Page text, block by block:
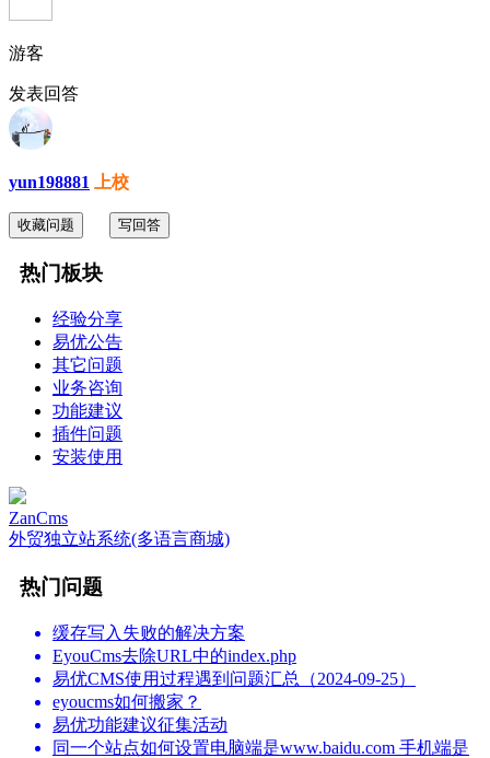
游客
发表回答
yun198881 上校
收藏问题 写回答
热门板块
经验分享
易优公告
其它问题
业务咨询
功能建议
插件问题
安装使用
ZanCms
外贸独立站系统(多语言商城)
热门问题
缓存写入失败的解决方案
EyouCms去除URL中的index.php
易优CMS使用过程遇到问题汇总（2024-09-25）
eyoucms如何搬家？
易优功能建议征集活动
同一个站点如何设置电脑端是www.baidu.com 手机端是